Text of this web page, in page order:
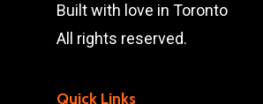
Built with love in Toronto
All rights reserved.
Quick Links